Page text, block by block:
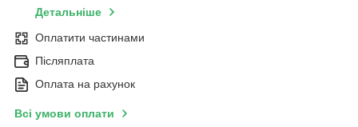
Детальніше
Оплатити частинами
Післяплата
Оплата на рахунок
Всі умови оплати